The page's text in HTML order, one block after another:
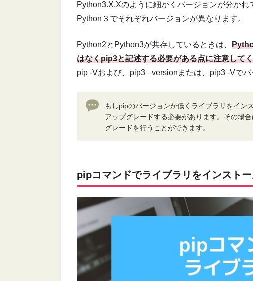
Python3.X.Xのように細かくバージョンが分か
Python３でそれぞれバージョンが異なります。
Python2とPython3が共存しているときは、
はなくpip3と記述する必要がある点に注意して
pip -Vおよび、pip3 –versionまたは、pip3 -Vで
もしpipのバージョンが低くライブラリをイン
アップグレードする必要があります。その場
グレードを行うことができます。
pipコマンドでライブラリをインスト